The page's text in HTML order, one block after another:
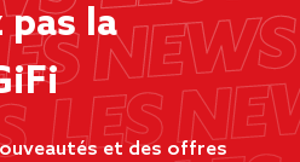
pas la
et des offres